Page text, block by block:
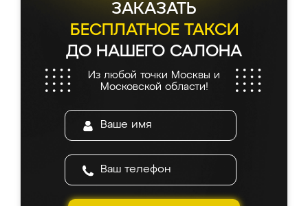
ЗАКАЗАТЬ
БЕСПЛАТНОЕ ТАКСИ
ДО НАШЕГО САЛОНА
Из любой точки Москвы и
Московской области!